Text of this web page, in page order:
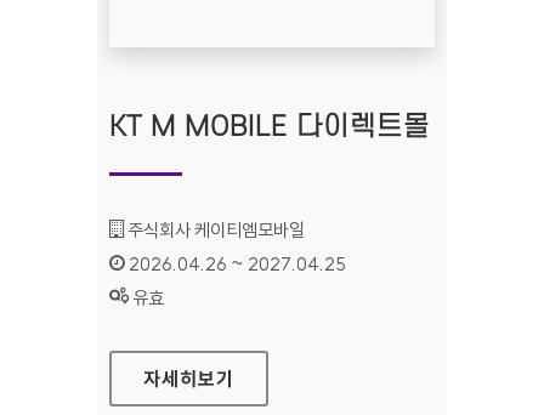
KT M MOBILE 다이렉트몰
기관명 :
주식회사 케이티엠모바일
인증기간 :
2026.04.26 ~ 2027.04.25
상태 :
유효
KT M MOBILE 다이렉트몰
자세히보기